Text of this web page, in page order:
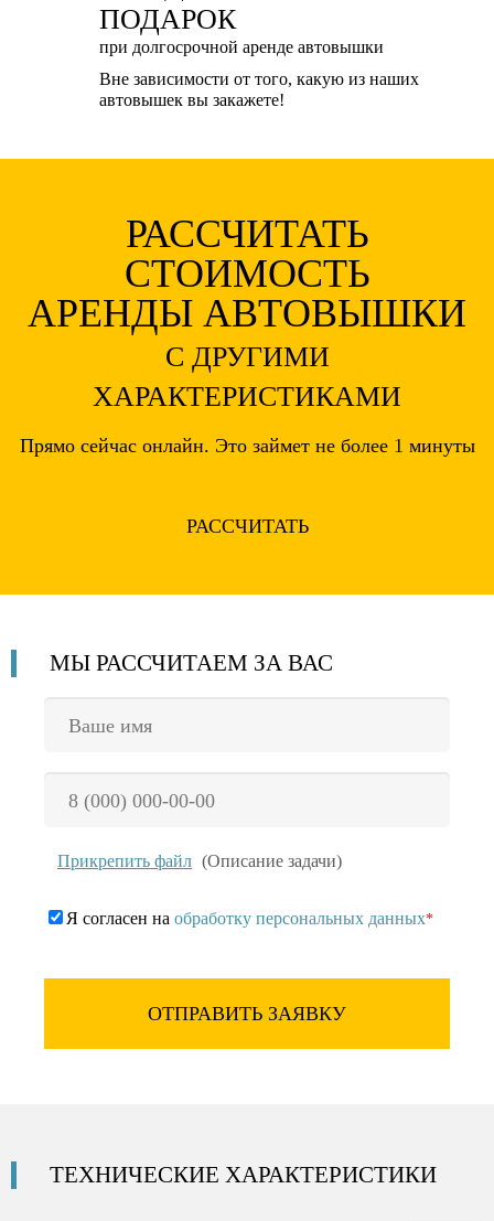
ПОДАРОК
при долгосрочной аренде автовышки
Вне зависимости от того, какую из наших
автовышек вы закажете!
РАССЧИТАТЬ
СТОИМОСТЬ
АРЕНДЫ АВТОВЫШКИ
С ДРУГИМИ
ХАРАКТЕРИСТИКАМИ
Прямо сейчас онлайн. Это займет не более 1 минуты
РАССЧИТАТЬ
МЫ РАССЧИТАЕМ ЗА ВАС
Прикрепить файл (Описание задачи)
Я согласен на обработку персональных данных*
ОТПРАВИТЬ ЗАЯВКУ
ТЕХНИЧЕСКИЕ ХАРАКТЕРИСТИКИ